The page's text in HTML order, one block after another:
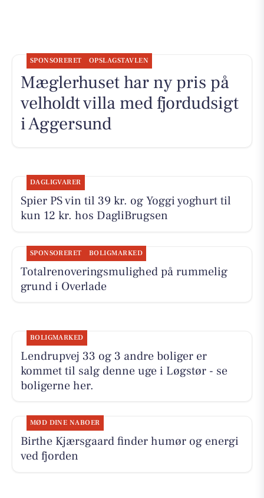
SPONSORERET OPSLAGSTAVLEN
Mæglerhuset har ny pris på
velholdt villa med fjordudsigt
i Aggersund
DAGLIGVARER
Spier PS vin til 39 kr. og Yoggi yoghurt til
kun 12 kr. hos DagliBrugsen
SPONSORERET BOLIGMARKED
Totalrenoveringsmulighed på rummelig
grund i Overlade
BOLIGMARKED
Lendrupvej 33 og 3 andre boliger er
kommet til salg denne uge i Løgstør - se
boligerne her.
MØD DINE NABOER
Birthe Kjærsgaard finder humør og energi
ved fjorden